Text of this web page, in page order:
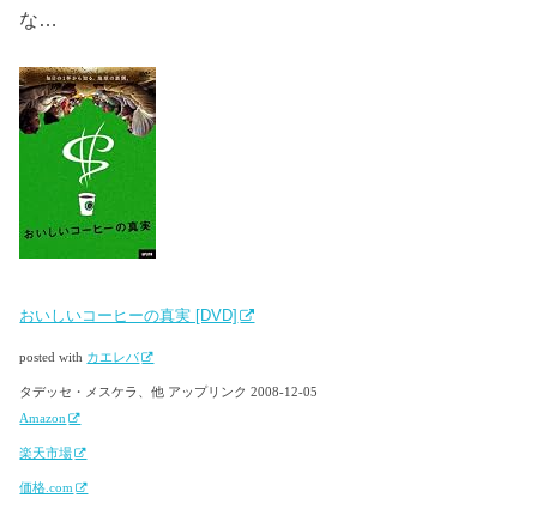
な…
おいしいコーヒーの真実 [DVD]
posted with カエレバ
タデッセ・メスケラ、他 アップリンク 2008-12-05
Amazon
楽天市場
価格.com